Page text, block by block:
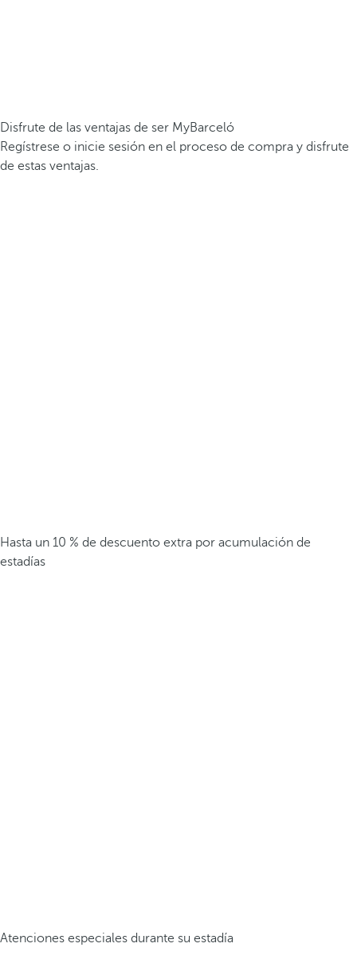
Disfrute de las ventajas de ser MyBarceló
Regístrese o inicie sesión en el proceso de compra y disfrute
de estas ventajas.
Hasta un 10 % de descuento extra por acumulación de
estadías
Atenciones especiales durante su estadía